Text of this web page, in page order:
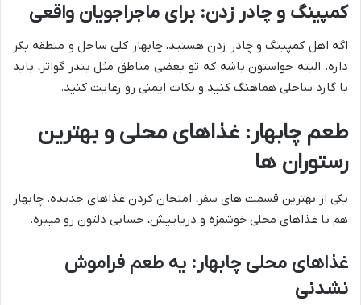
کمپینگ و چادر زدن: برای ماجراجویان واقعی
اگه اهل کمپینگ و چادر زدن هستید، چابهار کلی ساحل و منطقه بکر
داره. البته حواستون باشه که تو بعضی مناطق مثل بندر گواتر، باید
با گارد ساحلی هماهنگ کنید و نکات ایمنی رو رعایت کنید.
طعم چابهار: غذاهای محلی و بهترین
رستوران ها
یکی از بهترین قسمت های سفر، امتحان کردن غذاهای جدیده. چابهار
هم با غذاهای محلی خوشمزه و دریاییش، حسابی دلتون رو میبره.
غذاهای محلی چابهار: یه طعم فراموش
نشدنی